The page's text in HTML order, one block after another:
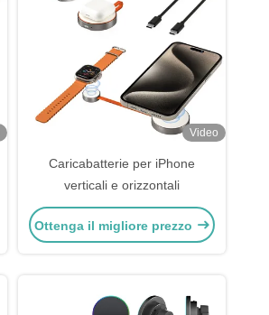
Video
Caricabatterie per iPhone
verticali e orizzontali
Ottenga il migliore prezzo